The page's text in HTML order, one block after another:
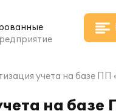
учета на базе
на